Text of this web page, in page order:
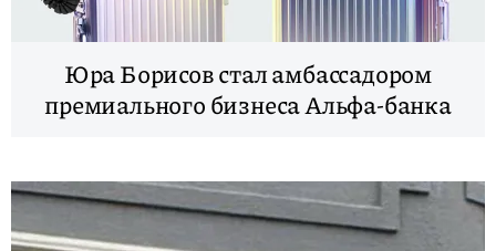
Юра Борисов стал амбассадором
премиального бизнеса Альфа-банка